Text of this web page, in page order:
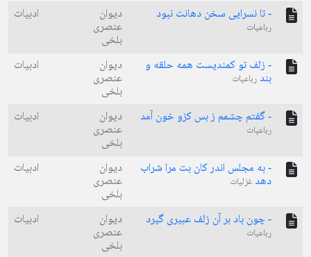
- تا نسرایی سخن دهانت نبود
رباعیات
دیوان
عنصری
بلخی
ادبیات
- زلف تو کمندیست همه حلقه و
بند رباعیات
دیوان
عنصری
بلخی
ادبیات
- گفتم چشمم ز بس کزو خون آمد
رباعیات
دیوان
عنصری
بلخی
ادبیات
- به مجلس اندر کان بت مرا شراب
دهد غزلیات
دیوان
عنصری
بلخی
ادبیات
- چون باد بر آن زلف عبیری گیرد
رباعیات
دیوان
عنصری
بلخی
ادبیات